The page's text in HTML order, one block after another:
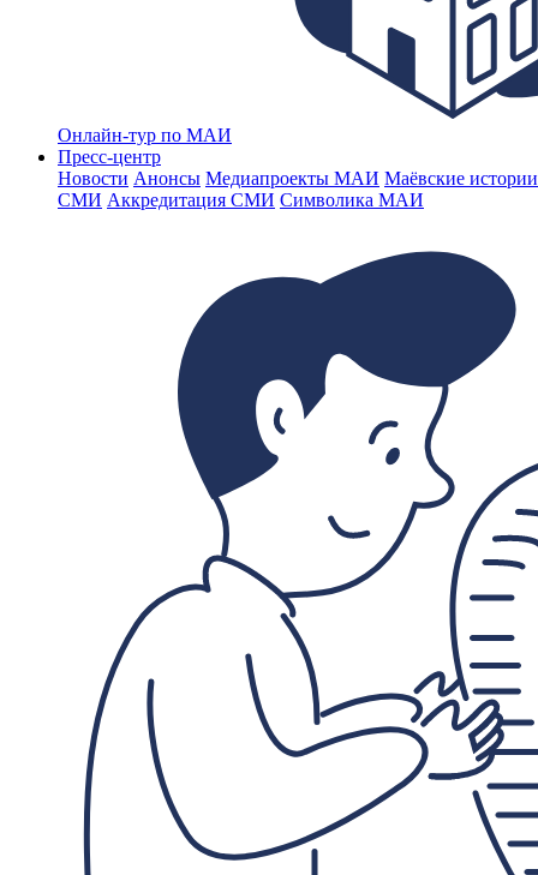
Онлайн-тур по МАИ
Пресс-центр
Новости Анонсы Медиапроекты МАИ Маёвские
СМИ Аккредитация СМИ Символика МАИ